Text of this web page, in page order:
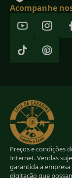
Acompanhe
Preços e condições
Internet. Vendas
garantida a
digitação que